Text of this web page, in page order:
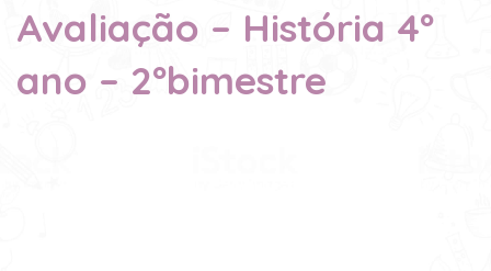
Avaliação – História 4º
ano – 2ºbimestre